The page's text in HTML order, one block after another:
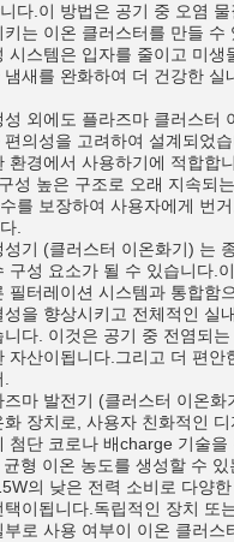
다.이 방법은 공기 중 오염 물
키는 이온 클러스터를 만들 수
시스템은 입자를 줄이고 미생
새를 완화하여 더 건강한 실
외에도 플라즈마 클러스터
의성을 고려하여 설계되었
환경에서 사용하기에 적합합
성 높은 구조로 오래 지속되
를 보장하여 사용자에게 번
.
성기 (클러스터 이온화기) 는
구성 요소가 될 수 있습니다.
필터레이션 시스템과 통합함
을 향상시키고 전체적인 실
다. 이것은 공기 중 전염되는
자산이됩니다.그리고 더 편안
즈마 발전기 (클러스터 이온화
장치로, 사용자 친화적인 디
첨단 코로나 배charge 기술을
형 이온 농도를 생성할 수 있
의 낮은 전력 소비로 다양
이됩니다.독립적인 장치 또
로 사용 여부이 이온 클러스